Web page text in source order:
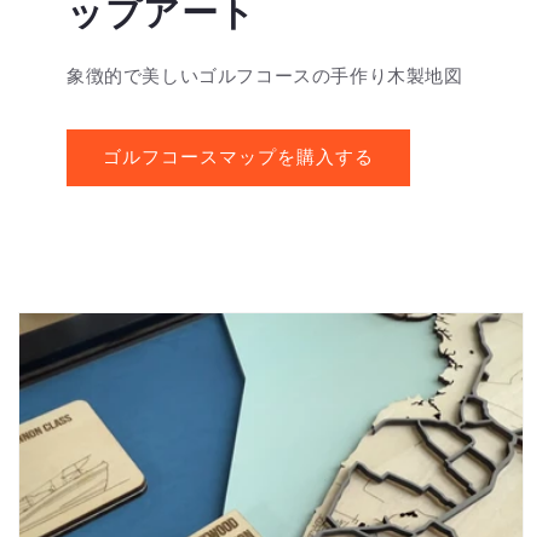
ップアート
象徴的で美しいゴルフコースの手作り木製地図
ゴルフコースマップを購入する